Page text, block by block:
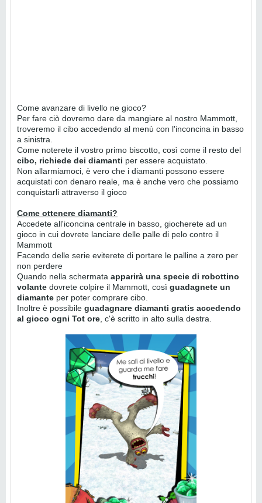
Come avanzare di livello ne gioco?
Per fare ciò dovremo dare da mangiare al nostro Mammott,
troveremo il cibo accedendo al menù con l'inconcina in basso
a sinistra.
Come noterete il vostro primo biscotto, così come il resto del
cibo, richiede dei diamanti per essere acquistato.
Non allarmiamoci, è vero che i diamanti possono essere
acquistati con denaro reale, ma è anche vero che possiamo
conquistarli attraverso il gioco
Come ottenere diamanti?
Accedete all'iconcina centrale in basso, giocherete ad un
gioco in cui dovrete lanciare delle palle di pelo contro il
Mammott
Facendo delle serie eviterete di portare le palline a zero per
non perdere
Quando nella schermata apparirà una specie di robottino
volante dovrete colpire il Mammott, così guadagnete un
diamante per poter comprare cibo.
Inoltre è possibile guadagnare diamanti gratis accedendo
al gioco ogni Tot ore , c'è scritto in alto sulla destra.